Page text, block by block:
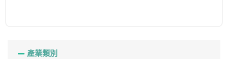
產業類別